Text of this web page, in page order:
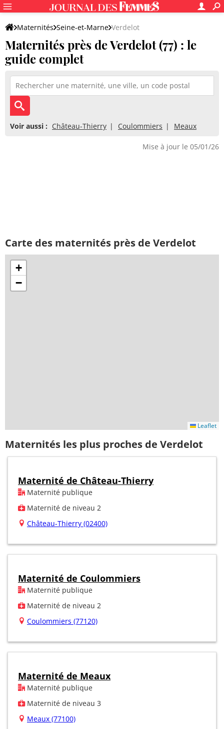
Maternités Seine-et-Marne Verdelot
Maternités près de Verdelot (77) : le
guide complet
Voir aussi : Château-Thierry Coulommiers Meaux
Mise à jour le 05/01/26
Carte des maternités près de Verdelot
+
−
Leaflet
Maternités les plus proches de Verdelot
Maternité de Château-Thierry
Maternité publique
Maternité de niveau 2
Château-Thierry (02400)
Maternité de Coulommiers
Maternité publique
Maternité de niveau 2
Coulommiers (77120)
Maternité de Meaux
Maternité publique
Maternité de niveau 3
Meaux (77100)